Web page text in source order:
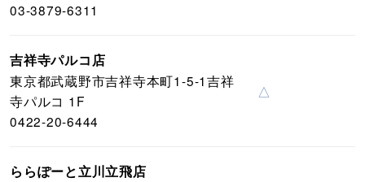
03-3879-6311
吉祥寺パルコ店
東京都武蔵野市吉祥寺本町1-5-1吉祥
寺パルコ 1F
0422-20-6444
△
ららぽーと立川立飛店